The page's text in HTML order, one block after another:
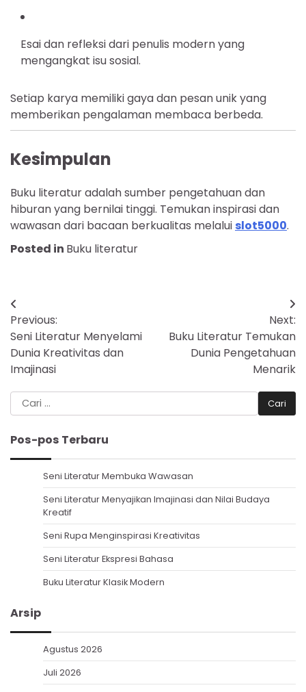
Esai dan refleksi dari penulis modern yang
mengangkat isu sosial.
Setiap karya memiliki gaya dan pesan unik yang
memberikan pengalaman membaca berbeda.
Kesimpulan
Buku literatur adalah sumber pengetahuan dan
hiburan yang bernilai tinggi. Temukan inspirasi dan
wawasan dari bacaan berkualitas melalui slot5000.
Posted in Buku literatur
Navigasi
pos
Previous:
Seni Literatur Menyelami
Dunia Kreativitas dan
Imajinasi
Next:
Buku Literatur Temukan
Dunia Pengetahuan
Menarik
Cari
untuk:
Pos-pos Terbaru
Seni Literatur Membuka Wawasan
Seni Literatur Menyajikan Imajinasi dan Nilai Budaya
Kreatif
Seni Rupa Menginspirasi Kreativitas
Seni Literatur Ekspresi Bahasa
Buku Literatur Klasik Modern
Arsip
Agustus 2026
Juli 2026